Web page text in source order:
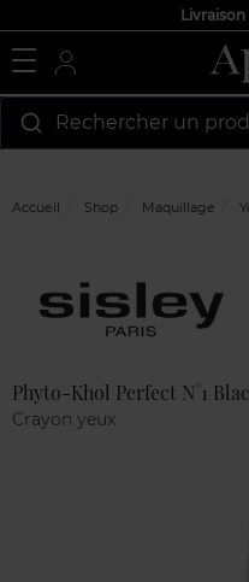
Rechercher un
Accueil Shop Maquillage
Phyto-Khol Perfect N°1
Crayon yeux